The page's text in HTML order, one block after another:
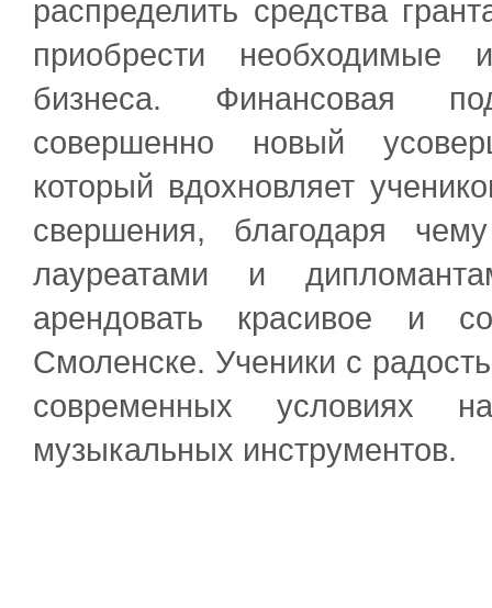
распределить средства
приобрести необходимые
бизнеса. Финансовая
совершенно новый
который вдохновляет
свершения, благодаря
лауреатами и
арендовать красивое и
Смоленске. Ученики с
современных условиях
музыкальных инструментов.